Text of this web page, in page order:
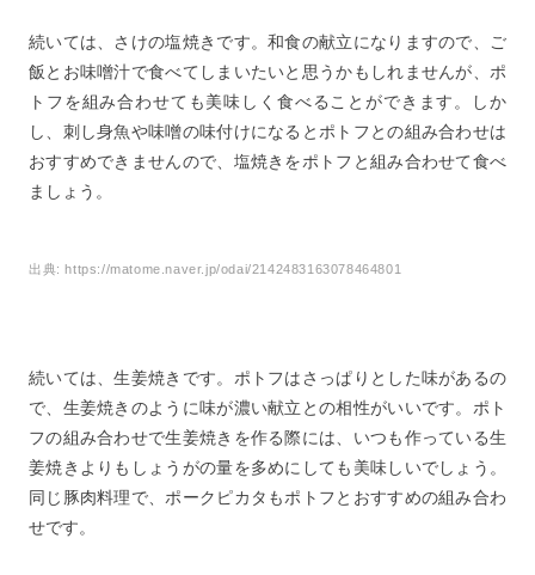
続いては、さけの塩焼きです。和食の献立になりますので、ご
飯とお味噌汁で食べてしまいたいと思うかもしれませんが、ポ
トフを組み合わせても美味しく食べることができます。しか
し、刺し身魚や味噌の味付けになるとポトフとの組み合わせは
おすすめできませんので、塩焼きをポトフと組み合わせて食べ
ましょう。
出典:https://matome.naver.jp/odai/2142483163078464801
続いては、生姜焼きです。ポトフはさっぱりとした味があるの
で、生姜焼きのように味が濃い献立との相性がいいです。ポト
フの組み合わせで生姜焼きを作る際には、いつも作っている生
姜焼きよりもしょうがの量を多めにしても美味しいでしょう。
同じ豚肉料理で、ポークピカタもポトフとおすすめの組み合わ
せです。